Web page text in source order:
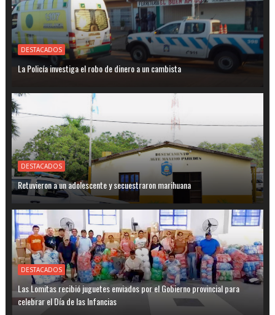
DESTACADOS
La Policía investiga el robo de dinero a un cambista
DESTACADOS
Retuvieron a un adolescente y secuestraron marihuana
DESTACADOS
Las Lomitas recibió juguetes enviados por el Gobierno provincial para
celebrar el Día de las Infancias